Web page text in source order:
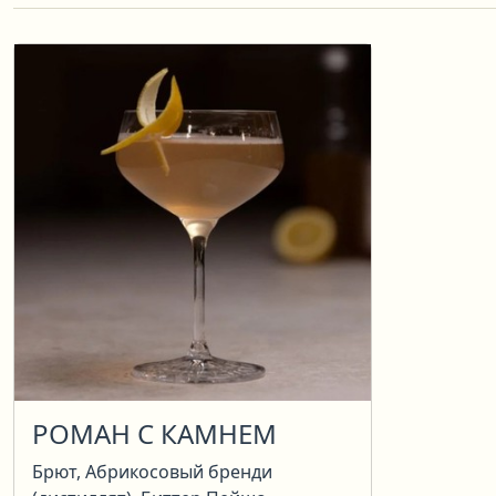
РОМАН С КАМНЕМ
Брют, Абрикосовый бренди